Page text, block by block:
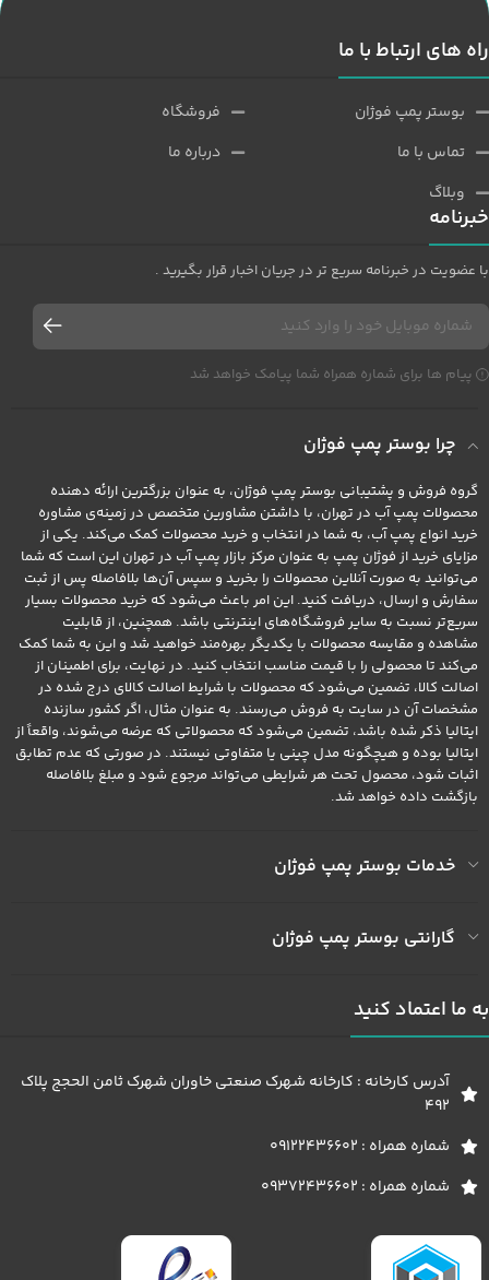
راه های ارتباط با ما
بوستر پمپ فوژان
تماس با ما
وبلاگ
فروشگاه
درباره ما
خبرنامه
با عضویت در خبرنامه سریع تر در جریان اخبار قرار بگیرید .
پیام ها برای شماره همراه شما پیامک خواهد شد
چرا بوستر پمپ فوژان
گروه فروش و پشتیبانی بوستر پمپ فوژان، به عنوان بزرگترین ارائه دهنده
محصولات پمپ آب در تهران، با داشتن مشاورین متخصص در زمینه‌ی مشاوره
خرید انواع پمپ آب، به شما در انتخاب و خرید محصولات کمک می‌کند. یکی از
مزایای خرید از فوژان پمپ به عنوان مرکز بازار پمپ آب در تهران این است که شما
می‌توانید به صورت آنلاین محصولات را بخرید و سپس آن‌ها بلافاصله پس از ثبت
سفارش و ارسال، دریافت کنید. این امر باعث می‌شود که خرید محصولات بسیار
سریع‌تر نسبت به سایر فروشگاه‌های اینترنتی باشد. همچنین، از قابلیت
مشاهده و مقایسه محصولات با یکدیگر بهره‌مند خواهید شد و این به شما کمک
می‌کند تا محصولی را با قیمت مناسب انتخاب کنید. در نهایت، برای اطمینان از
اصالت کالا، تضمین می‌شود که محصولات با شرایط اصالت کالای درج شده در
مشخصات آن در سایت به فروش می‌رسند. به عنوان مثال، اگر کشور سازنده
ایتالیا ذکر شده باشد، تضمین می‌شود که محصولاتی که عرضه می‌شوند، واقعاً از
ایتالیا بوده و هیچگونه مدل چینی یا متفاوتی نیستند. در صورتی که عدم تطابق
اثبات شود، محصول تحت هر شرایطی می‌تواند مرجوع شود و مبلغ بلافاصله
بازگشت داده خواهد شد.
خدمات بوستر پمپ فوژان
گارانتی بوستر پمپ فوژان
به ما اعتماد کنید
آدرس کارخانه : کارخانه شهرک صنعتی خاوران شهرک ثامن الحجج پلاک
492
شماره همراه : 09122436602
شماره همراه : 09372436602